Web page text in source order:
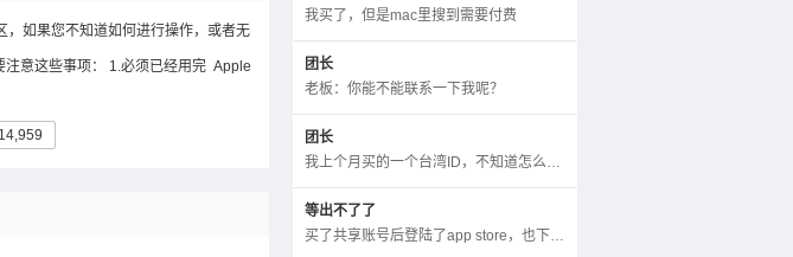
如果您不知道如何进行操作，或者无
意这些事项： 1.必须已经用完 Apple
14,959
我买了，但是mac里搜到需要付费
团长
老板：你能不能联系一下我呢？
团长
我上个月买的一个台湾ID，不知道怎么弹出来个手机双重验证了，不知道还有没有得救。
等出不了了
买了共享账号后登陆了app store，也下载了软件。后面登出不了了，让输入密码，输入给的密码显示密码错误，不到输入对密码的那一页，就没有登出的选项。怎么办？